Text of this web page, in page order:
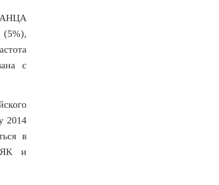
с
2014
в
ЯК и